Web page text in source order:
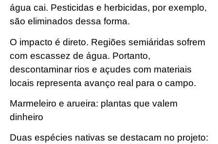
água cai. Pesticidas e herbicidas, por exemplo,
são eliminados dessa forma.
O impacto é direto. Regiões semiáridas sofrem
com escassez de água. Portanto,
descontaminar rios e açudes com materiais
locais representa avanço real para o campo.
Marmeleiro e arueira: plantas que valem
dinheiro
Duas espécies nativas se destacam no projeto: